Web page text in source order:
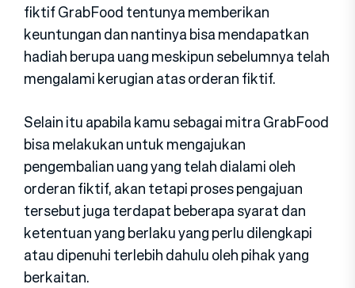
fiktif GrabFood tentunya memberikan
keuntungan dan nantinya bisa mendapatkan
hadiah berupa uang meskipun sebelumnya telah
mengalami kerugian atas orderan fiktif.
Selain itu apabila kamu sebagai mitra GrabFood
bisa melakukan untuk mengajukan
pengembalian uang yang telah dialami oleh
orderan fiktif, akan tetapi proses pengajuan
tersebut juga terdapat beberapa syarat dan
ketentuan yang berlaku yang perlu dilengkapi
atau dipenuhi terlebih dahulu oleh pihak yang
berkaitan.